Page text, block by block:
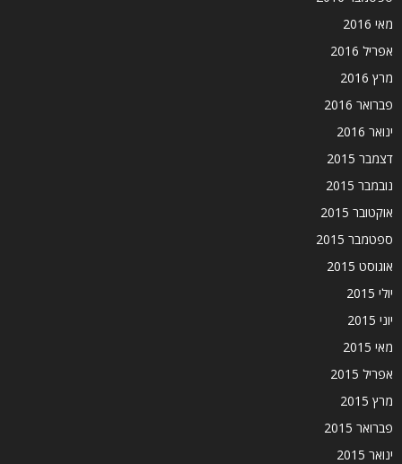
מאי 2016
אפריל 2016
מרץ 2016
פברואר 2016
ינואר 2016
דצמבר 2015
נובמבר 2015
אוקטובר 2015
ספטמבר 2015
אוגוסט 2015
יולי 2015
יוני 2015
מאי 2015
אפריל 2015
מרץ 2015
פברואר 2015
ינואר 2015